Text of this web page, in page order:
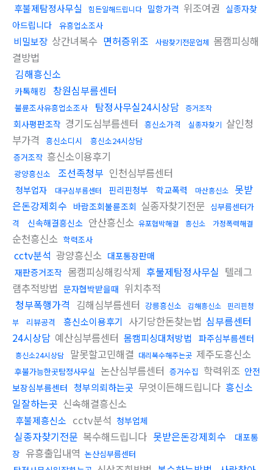
후불제탐정사무실 힘든일해드립니다 밀항가격 위조여권 실종자찾
아드립니다
유흥업소조사
비밀보장 상간녀복수 면허증위조 사람찾기전문업체 몸캠피싱해
결방법
김해흥신소
카톡해킹 창원심부름센터
불륜조사유흥업소조사 탐정사무실24시상담 증거조작
회사평판조작 경기도심부름센터 흥신소가격 실종자찾기 살인청
부가격
흥신소디시
흥신소24시상담
증거조작 흥신소이용후기
광양흥신소 조선족청부 인천심부름센터
청부업자 대구심부름센터 핀리핀청부 학교폭력 마산흥신소
못받
은돈강제회수 바람조회불륜조회 실종자찾기전문 심부름센터가
격
신속해결흥신소 안산흥신소 유포협박해결 흥신소 가정폭력해결
순천흥신소 학력조사
cctv분석 광양흥신소 대포통장판매
재판증거조작 몸캠피싱해킹삭제 후불제탐정사무실 텔레그
램추적방법 문자협박받을때 위치추적
청부폭행가격 김해심부름센터 강릉흥신소 김해흥신소 핀리핀청
부
리뷰공격 흥신소이용후기 사기당한돈찾는법 심부름센터
24시상담 예산심부름센터 몸캠피싱대처방법 파주심부름센터
흥신소24시상담 말못할고민해결 대리복수해주는곳 제주도흥신소
후불가능한곳탐정사무실 논산심부름센터 증거수집 학력위조 안전
보장심부름센터 청부의뢰하는곳 무엇이든해드립니다 흥신소
일잘하는곳 신속해결흥신소
후불제흥신소 cctv분석 청부업체
실종자찾기전문 복수해드립니다 못받은돈강제회수
대포통
장 유흥출입내역 논산심부름센터